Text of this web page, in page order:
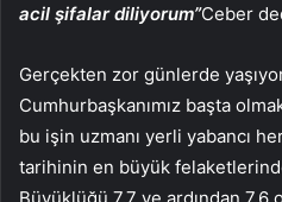
acil şifalar diliyorum”Ceber
Gerçekten zor günlerde
Cumhurbaşkanımız başta
bu işin uzmanı yerli yabancı
tarihinin en büyük
Büyüklüğü 7,7 ve ardından